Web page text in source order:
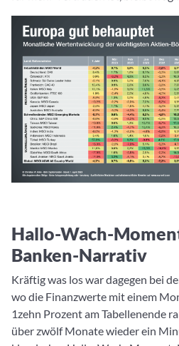
Hallo-Wach-
Banken-Narrativ
Kräftig was los war dagegen bei
wo die Finanzwerte mit einem
1zehn Prozent am Tabellenende
über zwölf Monate wieder ein